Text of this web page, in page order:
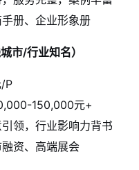
册、企业形象册
市/行业知名）
P
150,000元+
领，行业影响力背书
资、高端展会